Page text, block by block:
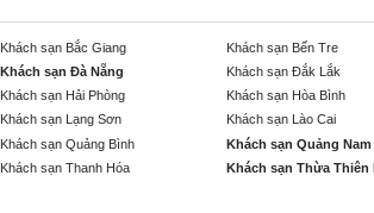
Khách sạn Bắc Giang Khách sạn Bến Tre
Khách sạn Đà Nẵng Khách sạn Đắk Lắk
Khách sạn Hải Phòng Khách sạn Hòa Bình
Khách sạn Lạng Sơn Khách sạn Lào Cai
Khách sạn Quảng Bình Khách sạn Quảng Nam
Khách sạn Thanh Hóa Khách sạn Thừa Thiên